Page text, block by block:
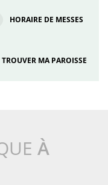
HORAIRE DE MESSES
TROUVER MA PAROISSE
À